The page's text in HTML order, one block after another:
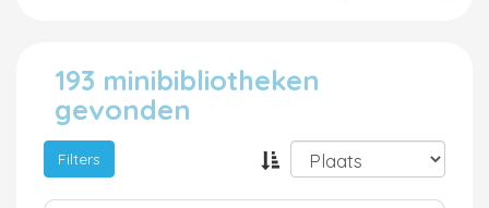
193 minibibliotheken
gevonden
Filters